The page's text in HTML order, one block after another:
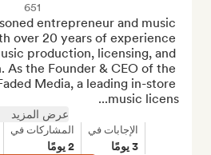
651
entrepreneur and music
over 20 years of experience
production, licensing, and
As the Founder & CEO of the
Media, a leading in-store
music licens...
عرض المزيد
الإجابات في
3 يومًا
المشاركات في
2 يومًا